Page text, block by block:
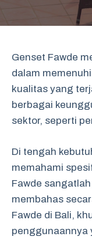
Genset Fawde
dalam
kualitas yang
berbagai
sektor, seperti
Di tengah
memahami
Fawde
membahas
Fawde di Bali,
penggunaannya